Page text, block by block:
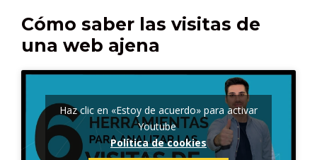
Cómo saber las visitas de
una web ajena
Haz clic en «Estoy de acuerdo» para activar
Youtube
Política de cookies